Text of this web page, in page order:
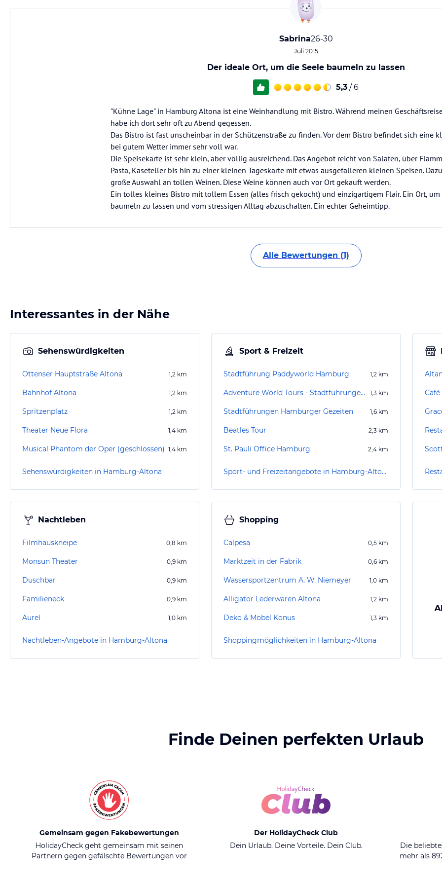
Sabrina26-30
Juli 2015
Der ideale Ort, um die Seele baumeln zu lassen
5,3 / 6
"Kühne Lage" in Hamburg Altona ist eine Weinhandlung mit Bistro. Während meinen
habe ich dort sehr oft zu Abend gegessen.
Das Bistro ist fast unscheinbar in der Schützenstraße zu finden. Vor dem Bistro befindet sich eine
bei gutem Wetter immer sehr voll war.
Die Speisekarte ist sehr klein, aber völlig ausreichend. Das Angebot reicht von Salaten, über
Pasta, Käseteller bis hin zu einer kleinen Tageskarte mit etwas ausgefalleren kleinen Speisen.
große Auswahl an tollen Weinen. Diese Weine können auch vor Ort gekauft werden.
Ein tolles kleines Bistro mit tollem Essen (alles frisch gekocht) und einzigartigem Flair. Ein Ort, um
baumeln zu lassen und vom stressigen Alltag abzuschalten. Ein echter Geheimtipp.
Alle Bewertungen (1)
Interessantes in der Nähe
Sehenswürdigkeiten
Ottenser Hauptstraße Altona 1,2 km
Bahnhof Altona 1,2 km
Spritzenplatz 1,2 km
Theater Neue Flora 1,4 km
Musical Phantom der Oper (geschlossen) 1,4 km
Sehenswürdigkeiten in Hamburg-Altona
Sport & Freizeit
Stadtführung Paddyworld Hamburg 1,2 km
Adventure World Tours - Stadtführungen und Partytouren 1,3 km
Stadtführungen Hamburger Gezeiten 1,6 km
Beatles Tour 2,3 km
St. Pauli Office Hamburg 2,4 km
Sport- und Freizeitangebote in Hamburg-Altona
Nachtleben
Filmhauskneipe 0,8 km
Monsun Theater 0,9 km
Duschbar 0,9 km
Familieneck 0,9 km
Aurel 1,0 km
Nachtleben-Angebote in Hamburg-Altona
Shopping
Calpesa 0,5 km
Marktzeit in der Fabrik 0,6 km
Wassersportzentrum A. W. Niemeyer 1,0 km
Alligator Lederwaren Altona 1,2 km
Deko & Möbel Konus 1,3 km
Shoppingmöglichkeiten in Hamburg-Altona
Finde Deinen perfekten Urlaub
Gemeinsam gegen Fakebewertungen
HolidayCheck geht gemeinsam mit seinen
Partnern gegen gefälschte Bewertungen vor
Der HolidayCheck Club
Dein Urlaub. Deine Vorteile. Dein Club.
Die
mehr als